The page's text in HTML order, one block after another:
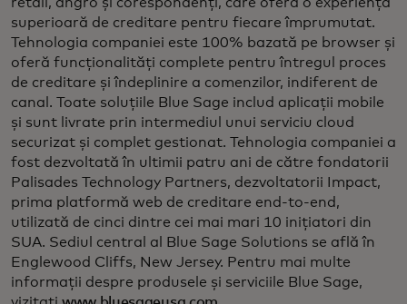
superioară de creditare pentru fiecare împrumutat.
Tehnologia companiei este 100% bazată pe browser și
oferă funcționalități complete pentru întregul proces
de creditare și îndeplinire a comenzilor, indiferent de
canal. Toate soluțiile Blue Sage includ aplicații mobile
și sunt livrate prin intermediul unui serviciu cloud
securizat și complet gestionat. Tehnologia companiei a
fost dezvoltată în ultimii patru ani de către fondatorii
Palisades Technology Partners, dezvoltatorii Impact,
prima platformă web de creditare end-to-end,
utilizată de cinci dintre cei mai mari 10 inițiatori din
SUA. Sediul central al Blue Sage Solutions se află în
Englewood Cliffs, New Jersey. Pentru mai multe
informații despre produsele și serviciile Blue Sage,